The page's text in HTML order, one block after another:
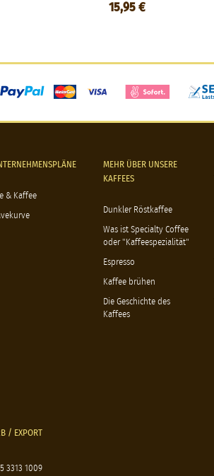
15,95 €
& Kaffee
MEHR ÜBER UNSERE
KAFFEES
Dunkler Röstkaffee
Was ist Specialty Coffee
oder "Kaffeespezialität"
Espresso
Kaffee brühen
Die Geschichte des
Kaffees
/ EXPORT
3313 1009